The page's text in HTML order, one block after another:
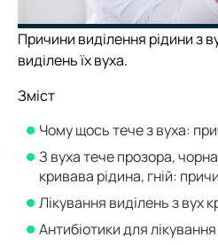
Причини виділення рідини з
виділень їх вуха.
Зміст
Чому щось тече з вуха:
З вуха тече прозора,
кривава рідина, гній:
Лікування виділень з вух
Антибіотики для